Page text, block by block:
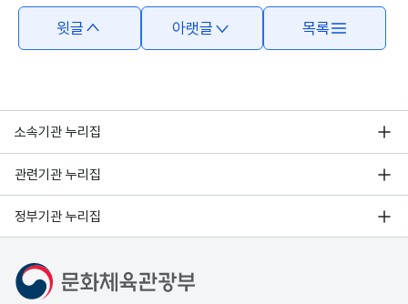
윗글 아랫글 목록
소속기관 누리집
관련기관 누리집
정부기관 누리집
문화체육관광부